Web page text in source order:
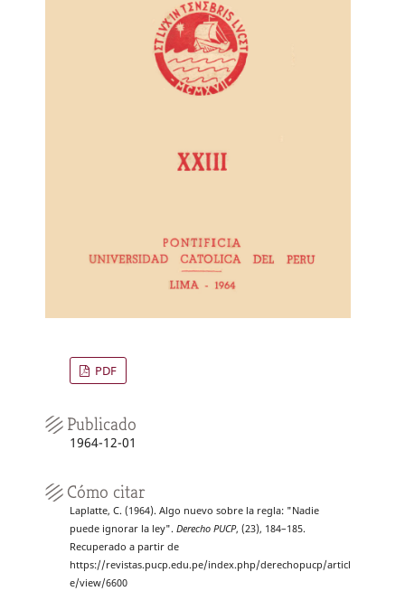
PDF
Publicado
1964-12-01
Cómo citar
Laplatte, C. (1964). Algo nuevo sobre la regla: "Nadie
puede ignorar la ley". Derecho PUCP, (23), 184–185.
Recuperado a partir de
https://revistas.pucp.edu.pe/index.php/derechopucp/articl
e/view/6600